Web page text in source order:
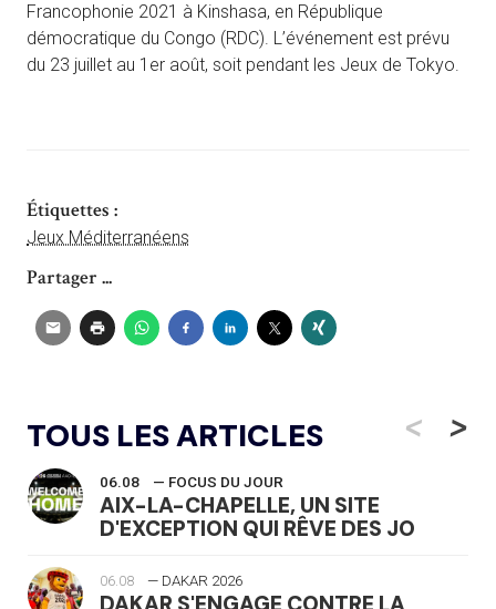
Francophonie 2021 à Kinshasa, en République
démocratique du Congo (RDC). L’événement est prévu
du 23 juillet au 1er août, soit pendant les Jeux de Tokyo.
Étiquettes :
Jeux Méditerranéens
Partager ...
TOUS LES ARTICLES <
06.08 — FOCUS DU JOUR
AIX-LA-CHAPELLE, UN SITE
D'EXCEPTION QUI RÊVE DES JO
06.08 — DAKAR 2026
>